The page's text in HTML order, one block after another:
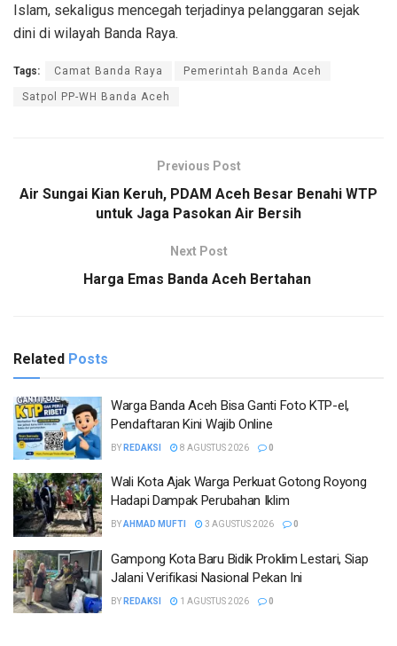
Islam, sekaligus mencegah terjadinya pelanggaran sejak
dini di wilayah Banda Raya.
Tags: Camat Banda Raya Pemerintah Banda Aceh
Satpol PP-WH Banda Aceh
Previous Post
Air Sungai Kian Keruh, PDAM Aceh Besar Benahi WTP
untuk Jaga Pasokan Air Bersih
Next Post
Harga Emas Banda Aceh Bertahan
Related Posts
Warga Banda Aceh Bisa Ganti Foto KTP-el,
Pendaftaran Kini Wajib Online
BY REDAKSI 8 AGUSTUS 2026 0
Wali Kota Ajak Warga Perkuat Gotong Royong
Hadapi Dampak Perubahan Iklim
BYAHMAD MUFTI 3 AGUSTUS 2026 0
Gampong Kota Baru Bidik Proklim Lestari, Siap
Jalani Verifikasi Nasional Pekan Ini
BY REDAKSI 1 AGUSTUS 2026 0